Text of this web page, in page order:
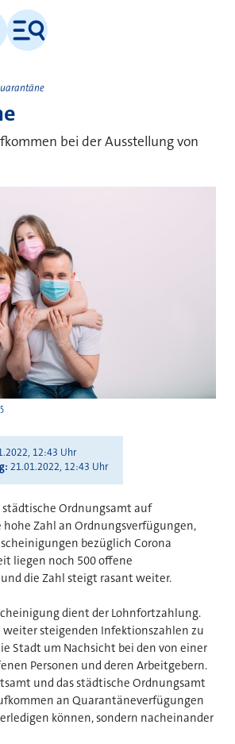
Menü
bei der Ausstellung von
12:43 Uhr
21.01.2022, 12:43 Uhr
Ordnungsamt auf
Zahl an Ordnungsverfügungen,
bezüglich Corona
liegen noch 500 offene
die Zahl steigt rasant weiter.
dient der Lohnfortzahlung.
steigenden Infektionszahlen zu
Stadt um Nachsicht bei den von einer
Personen und deren Arbeitgebern.
und das städtische Ordnungsamt
an Quarantäneverfügungen
können, sondern nacheinander